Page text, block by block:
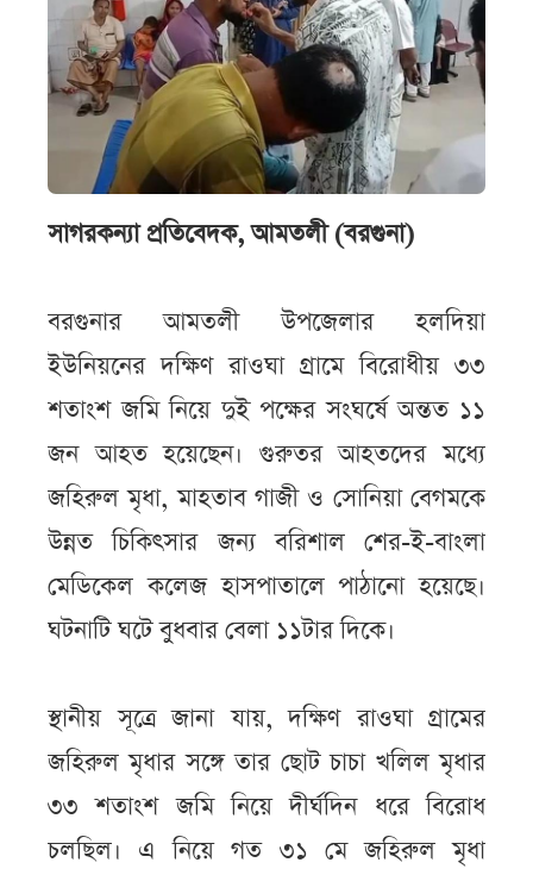
সাগরকন্যা প্রতিবেদক, আমতলী (বরগুনা)
বরগুনার আমতলী উপজেলার হলদিয়া
ইউনিয়নের দক্ষিণ রাওঘা গ্রামে বিরোধীয় ৩৩
শতাংশ জমি নিয়ে দুই পক্ষের সংঘর্ষে অন্তত ১১
জন আহত হয়েছেন। গুরুতর আহতদের মধ্যে
জহিরুল মৃধা, মাহতাব গাজী ও সোনিয়া বেগমকে
উন্নত চিকিৎসার জন্য বরিশাল শের-ই-বাংলা
মেডিকেল কলেজ হাসপাতালে পাঠানো হয়েছে।
ঘটনাটি ঘটে বুধবার বেলা ১১টার দিকে।
স্থানীয় সূত্রে জানা যায়, দক্ষিণ রাওঘা গ্রামের
জহিরুল মৃধার সঙ্গে তার ছোট চাচা খলিল মৃধার
৩৩ শতাংশ জমি নিয়ে দীর্ঘদিন ধরে বিরোধ
চলছিল। এ নিয়ে গত ৩১ মে জহিরুল মৃধা